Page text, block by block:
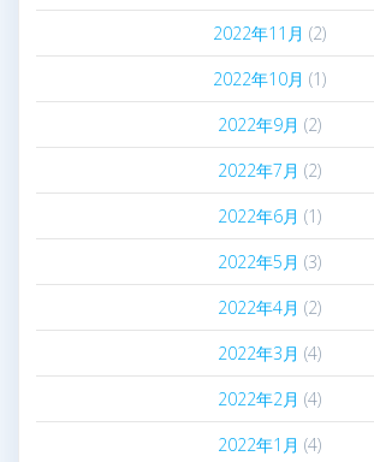
2022年11月 (2)
2022年10月 (1)
2022年9月 (2)
2022年7月 (2)
2022年6月 (1)
2022年5月 (3)
2022年4月 (2)
2022年3月 (4)
2022年2月 (4)
2022年1月 (4)